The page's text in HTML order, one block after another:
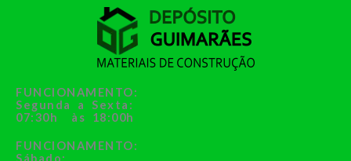
FUNCIONAMENTO:
Segunda a Sexta:
07:30h às 18:00h
FUNCIONAMENTO: